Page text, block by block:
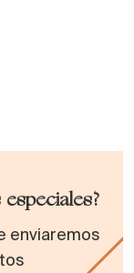
enviaremos